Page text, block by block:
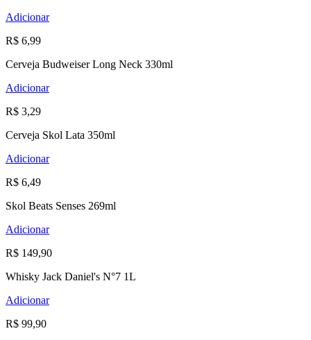
Adicionar
R$ 6,99
Cerveja Budweiser Long Neck 330ml
Adicionar
R$ 3,29
Cerveja Skol Lata 350ml
Adicionar
R$ 6,49
Skol Beats Senses 269ml
Adicionar
R$ 149,90
Whisky Jack Daniel's N°7 1L
Adicionar
R$ 99,90